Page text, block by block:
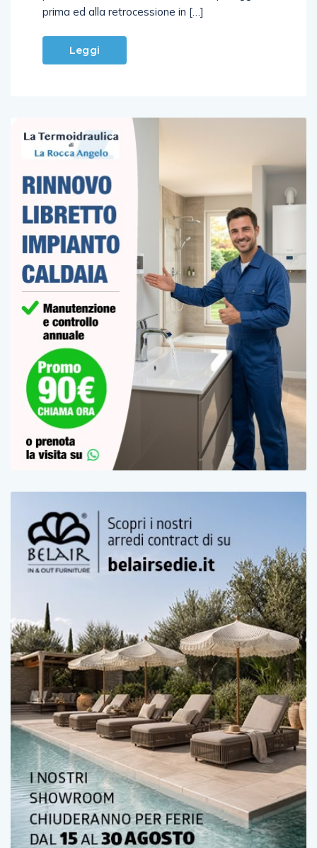
piazzamento che la condannò allo spareggio
Leggi